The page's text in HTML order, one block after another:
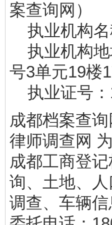
案查询网）
执业机构名
执业机构地
号3单元19楼
执业证号：
成都档案查
律师调查网
成都工商登
询、土地、
调查、车辆信